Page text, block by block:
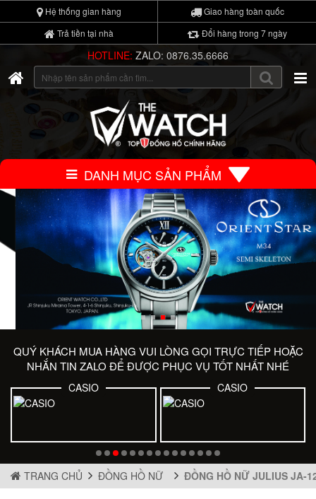
Hệ thống gian hàng
Giao hàng toàn quốc
Trả tiền tại nhà
Đổi hàng trong 7 ngày
HOTLINE: ZALO: 0876.35.6666
DANH MỤC SẢN PHẨM
QUÝ KHÁCH MUA HÀNG VUI LÒNG GỌI TRỰC TIẾP HOẶC
NHẮN TIN ZALO ĐỂ ĐƯỢC PHỤC VỤ TỐT NHẤT NHÉ
CASIO CASIO
TRANG CHỦ ĐỒNG HỒ NỮ ĐỒNG HỒ NỮ JULIUS JA-